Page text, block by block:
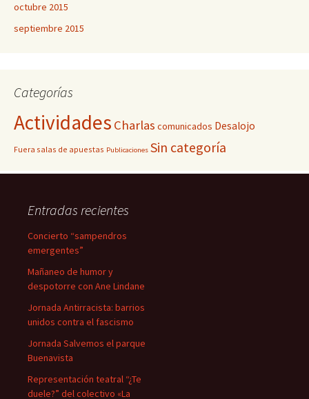
octubre 2015
septiembre 2015
Categorías
Actividades Charlas comunicados Desalojo
Fuera salas de apuestas Publicaciones Sin categoría
Entradas recientes
Concierto “sampendros
emergentes”
Mañaneo de humor y
despotorre con Ane Lindane
Jornada Antirracista: barrios
unidos contra el fascismo
Jornada Salvemos el parque
Buenavista
Representación teatral “¿Te
duele?” del colectivo «La